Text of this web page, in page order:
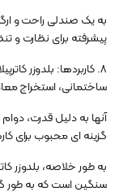
به یک صندلی راحت و
پیشرفته برای نظارت
8. کاربردها: بلدوزر
ساختمانی، استخراج
آنها به دلیل قدرت،
گزینه ای محبوب برای
به طور خلاصه، بلدوزر
سنگین است که به طور